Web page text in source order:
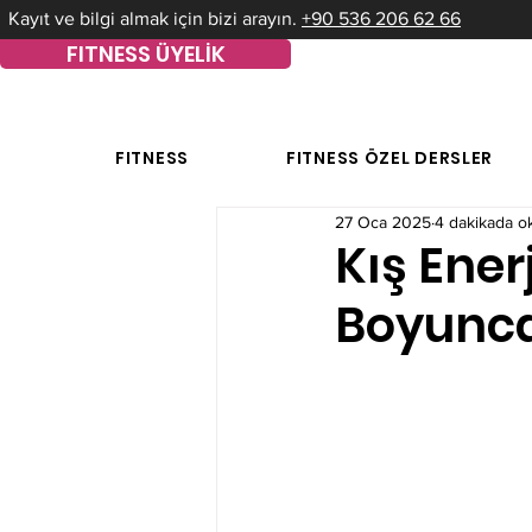
Kayıt ve bilgi almak için bizi arayın. +90 536 206 62 66
FITNESS ÜYELİK
FITNESS FITNESS ÖZEL DERSLER
Kış
27 Oca 20254 dakikada